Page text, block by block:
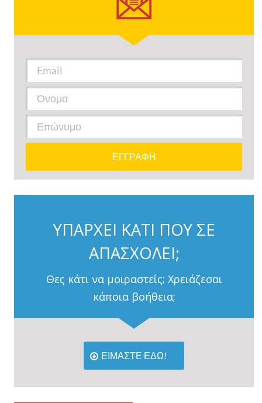
ΥΠΑΡΧΕΙ ΚΑΤΙ ΠΟΥ ΣΕ
ΑΠΑΣΧΟΛΕΙ;
Θες κάτι να μοιραστείς; Χρειάζεσαι
κάποια βοήθεια;
ΕΙΜΑΣΤΕ ΕΔΩ!